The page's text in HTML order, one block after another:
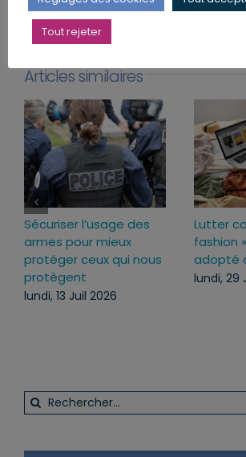
Facebook
Articles similaires
Sécuriser l’usage des
armes pour mieux
protéger ceux qui nous
protègent
lundi, 13 Juil 2026
Lutter
fashion
adopté
lundi, 29
Rechercher:
Tout rejeter